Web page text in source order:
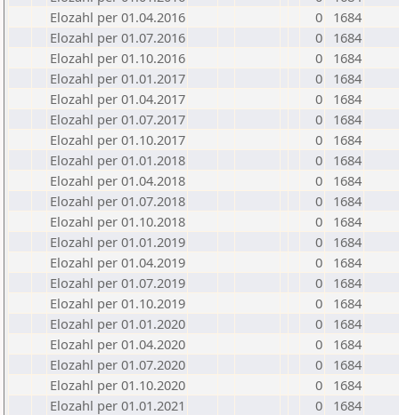
Elozahl per 01.04.2016
0
1684
Elozahl per 01.07.2016
0
1684
Elozahl per 01.10.2016
0
1684
Elozahl per 01.01.2017
0
1684
Elozahl per 01.04.2017
0
1684
Elozahl per 01.07.2017
0
1684
Elozahl per 01.10.2017
0
1684
Elozahl per 01.01.2018
0
1684
Elozahl per 01.04.2018
0
1684
Elozahl per 01.07.2018
0
1684
Elozahl per 01.10.2018
0
1684
Elozahl per 01.01.2019
0
1684
Elozahl per 01.04.2019
0
1684
Elozahl per 01.07.2019
0
1684
Elozahl per 01.10.2019
0
1684
Elozahl per 01.01.2020
0
1684
Elozahl per 01.04.2020
0
1684
Elozahl per 01.07.2020
0
1684
Elozahl per 01.10.2020
0
1684
Elozahl per 01.01.2021
0
1684